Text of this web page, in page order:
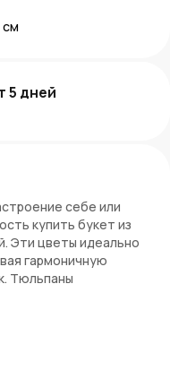
см
5 дней
себе или
купить букет из
Эти цветы идеально
гармоничную
Тюльпаны
добавляют нотку
отличный
рождения до